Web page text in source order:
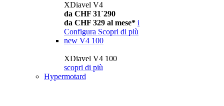
XDiavel V4
da CHF 31´290
da CHF 329 al mese* i
Configura Scopri di più
new V4 100
XDiavel V4 100
scopri di più
Hypermotard